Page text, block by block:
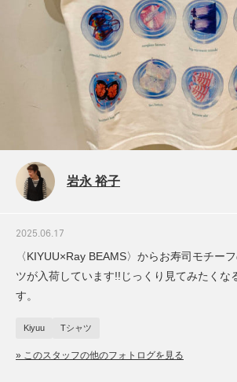
岩永 裕子
2025.06.17
〈KIYUU×Ray BEAMS〉からお寿司モチー
ツが入荷しています!!じっくり見てみたくな
す。
Kiyuu Tシャツ
» このスタッフの他のフォトログを見る